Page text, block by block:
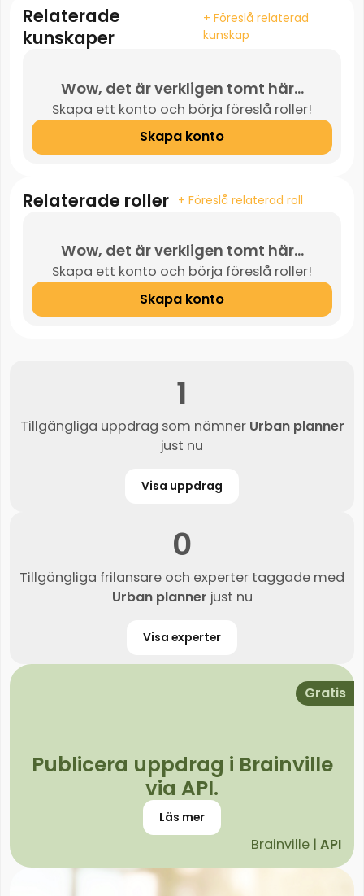
Relaterade
kunskaper
+ Föreslå relaterad
kunskap
Wow, det är verkligen tomt här...
Skapa ett konto och börja föreslå roller!
Skapa konto
Relaterade roller + Föreslå relaterad roll
Wow, det är verkligen tomt här...
Skapa ett konto och börja föreslå roller!
Skapa konto
1
Tillgängliga uppdrag som nämner Urban planner
just nu
Visa uppdrag
0
Tillgängliga frilansare och experter taggade med
Urban planner just nu
Visa experter
Gratis
Publicera uppdrag i Brainville
via API.
Läs mer
Brainville |API